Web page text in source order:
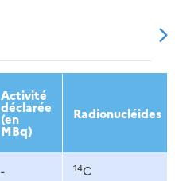
2015 2016
Activité
déclarée
(en
MBq)
Radionucléides
- 14C